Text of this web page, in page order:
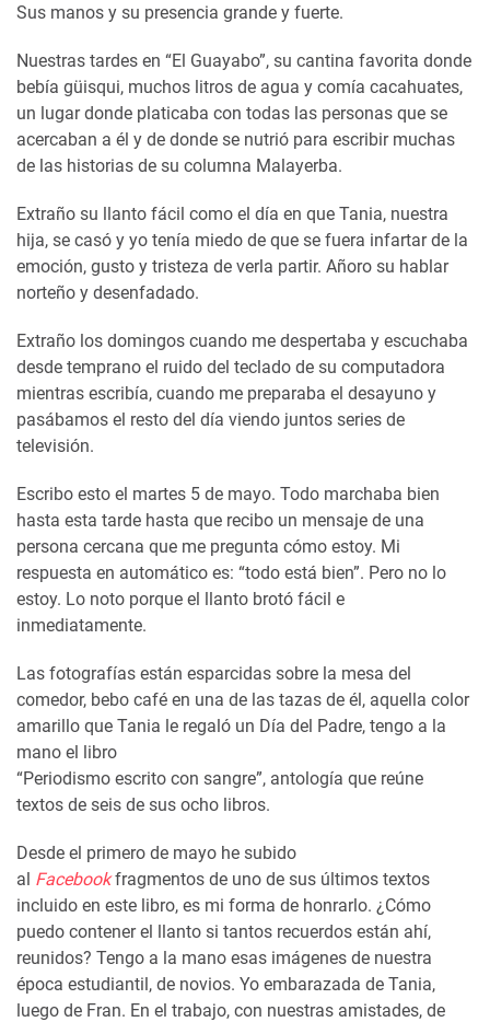
Sus manos y su presencia grande y fuerte.
Nuestras tardes en “El Guayabo”, su cantina favorita donde
bebía güisqui, muchos litros de agua y comía cacahuates,
un lugar donde platicaba con todas las personas que se
acercaban a él y de donde se nutrió para escribir muchas
de las historias de su columna Malayerba.
Extraño su llanto fácil como el día en que Tania, nuestra
hija, se casó y yo tenía miedo de que se fuera infartar de la
emoción, gusto y tristeza de verla partir. Añoro su hablar
norteño y desenfadado.
Extraño los domingos cuando me despertaba y escuchaba
desde temprano el ruido del teclado de su computadora
mientras escribía, cuando me preparaba el desayuno y
pasábamos el resto del día viendo juntos series de
televisión.
Escribo esto el martes 5 de mayo. Todo marchaba bien
hasta esta tarde hasta que recibo un mensaje de una
persona cercana que me pregunta cómo estoy. Mi
respuesta en automático es: “todo está bien”. Pero no lo
estoy. Lo noto porque el llanto brotó fácil e
inmediatamente.
Las fotografías están esparcidas sobre la mesa del
comedor, bebo café en una de las tazas de él, aquella color
amarillo que Tania le regaló un Día del Padre, tengo a la
mano el libro
“Periodismo escrito con sangre”, antología que reúne
textos de seis de sus ocho libros.
Desde el primero de mayo he subido
al Facebook fragmentos de uno de sus últimos textos
incluido en este libro, es mi forma de honrarlo. ¿Cómo
puedo contener el llanto si tantos recuerdos están ahí,
reunidos? Tengo a la mano esas imágenes de nuestra
época estudiantil, de novios. Yo embarazada de Tania,
luego de Fran. En el trabajo, con nuestras amistades, de